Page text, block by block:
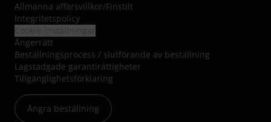
Allmänna affärsvillkor/Finstilt
Integritetspolicy
Ångerrätt
Beställningsprocess / slutförande av beställning
Lagstadgade garantirättigheter
Tillgänglighetsförklaring
Ångra beställning